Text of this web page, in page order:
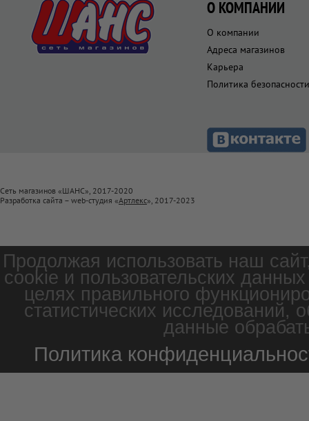
О КОМПАНИИ
О компании
Адреса магазинов
Карьера
Политика безопасности
Сеть магазинов «ШАНС», 2017-2020
Разработка сайта – web-студия «Артлекс», 2017-2023
Продолжая использовать наш
cookie и пользовательских
целях правильного
статистических
данные
Политика